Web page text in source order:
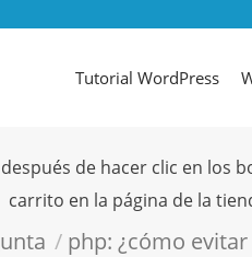
Tutorial WordPress
de hacer clic en los
carrito en la página de la
php: ¿cómo